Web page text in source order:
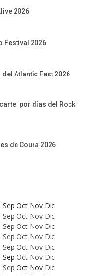
2026
Festival 2026
Atlantic Fest 2026
por días del Rock
de Coura 2026
Sep Oct Nov Dic
Sep Oct Nov Dic
Sep Oct Nov Dic
Sep Oct Nov Dic
Sep Oct Nov Dic
Sep Oct Nov Dic
Sep Oct Nov Dic